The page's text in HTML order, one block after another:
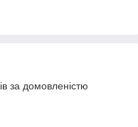
за домовленістю